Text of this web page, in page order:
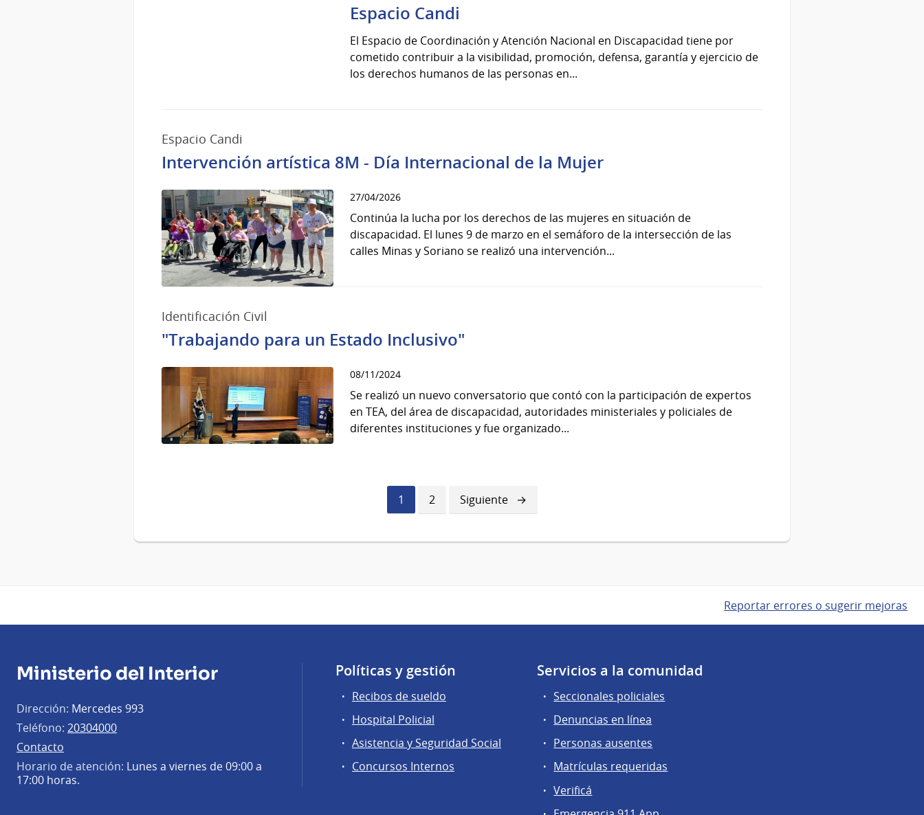
Espacio Candi
El Espacio de Coordinación y Atención Nacional en Discapacidad tiene por
cometido contribuir a la visibilidad, promoción, defensa, garantía y ejercicio de
los derechos humanos de las personas en...
Espacio Candi
Intervención artística 8M - Día Internacional de la Mujer
27/04/2026
Continúa la lucha por los derechos de las mujeres en situación de
discapacidad. El lunes 9 de marzo en el semáforo de la intersección de las
calles Minas y Soriano se realizó una intervención...
Identificación Civil
"Trabajando para un Estado Inclusivo"
08/11/2024
Se realizó un nuevo conversatorio que contó con la participación de expertos
en TEA, del área de discapacidad, autoridades ministeriales y policiales de
diferentes instituciones y fue organizado...
Página
actual
1 Página
2
Siguiente
página
Siguiente
Reportar errores o sugerir mejoras
Ministerio del Interior
Dirección: Mercedes 993
Teléfono: 20304000
Contacto
Horario de atención: Lunes a viernes de 09:00 a
17:00 horas.
Políticas y gestión
Recibos de sueldo
Hospital Policial
Asistencia y Seguridad Social
Concursos Internos
Servicios a la comunidad
Seccionales policiales
Denuncias en línea
Personas ausentes
Matrículas requeridas
Verificá